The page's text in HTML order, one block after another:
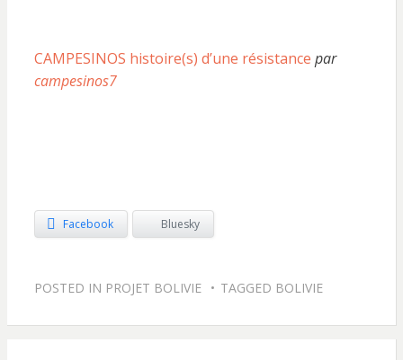
CAMPESINOS histoire(s) d’une résistance par
campesinos7
Facebook Bluesky
POSTED IN PROJET BOLIVIE TAGGED BOLIVIE